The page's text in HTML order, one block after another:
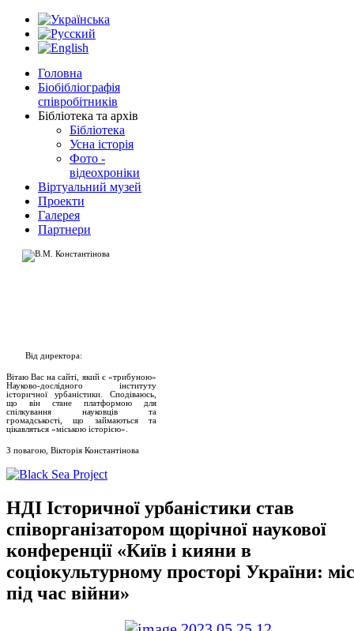
Головна
Біобібліографія
співробітників
Бібліотека та архів
Бібліотека
Усна історія
Фото -
відеохроніки
Віртуальний музей
Проекти
Галерея
Партнери
Від директора:
Вітаю Вас на сайті, який є «трибуною»
Науково-дослідного інституту
історичної урбаністики. Сподіваюсь,
що він стане платформою для
спілкування науковців та
громадськості, що займаються та
цікавляться «міською історією».
З повагою, Вікторія Константінова
НДІ Історичної урбаністики став
співорганізатором щорічної наукової
конференції «Київ і кияни в
соціокультурному просторі України:
під час війни»